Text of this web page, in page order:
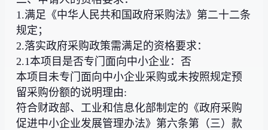
1.满足《中华人民共和国政府采购法》第二十二条
规定；
2.落实政府采购政策需满足的资格要求：
2.1本项目是否专门面向中小企业：否
本项目未专门面向中小企业采购或未按照规定预
留采购份额的说明理由:
符合财政部、工业和信息化部制定的《政府采购
促进中小企业发展管理办法》第六条第（三）款